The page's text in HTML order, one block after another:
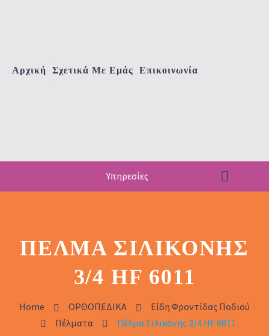
Αρχική Σχετικά Με Εμάς Επικοινωνία
Υπηρεσίες
ΠΈΛΜΑ ΣΙΛΙΚΌΝΗΣ
3/4 HF 6011
Home ΟΡΘΟΠΕΔΙΚΑ
Είδη Φροντίδας Ποδιού
Πέλματα
Πέλμα Σιλικόνης 3/4 HF 6011